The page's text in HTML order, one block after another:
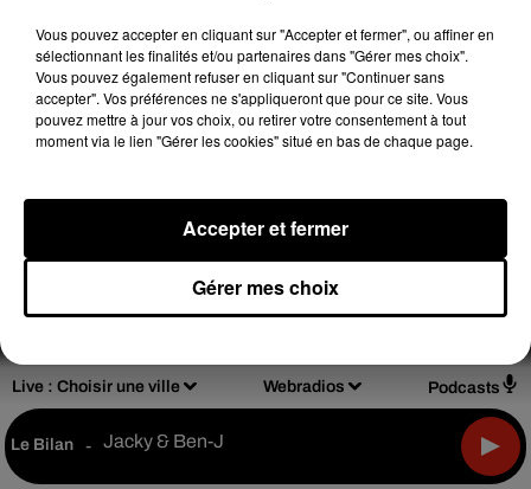
Live : Choisir une ville Webradios Podcasts
Le Bilan - Jacky & Ben-J
DesignOlivier Varma
Mentions légales
2025 2024
Vous pouvez accepter en cliquant sur "Accepter et fermer", ou affiner en
sélectionnant les finalités et/ou partenaires dans "Gérer mes choix".
Vous pouvez également refuser en cliquant sur "Continuer sans
accepter". Vos préférences ne s'appliqueront que pour ce site. Vous
pouvez mettre à jour vos choix, ou retirer votre consentement à tout
moment via le lien "Gérer les cookies" situé en bas de chaque page.
Gérer mes choix
Accepter et fermer